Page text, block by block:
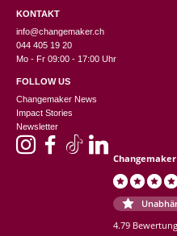
KONTAKT
info@changemaker.ch
044 405 19 20
Mo - Fr 09:00 - 17:00 Uhr
FOLLOW US
Changemaker News
Impact Stories
Newsletter
Changemaker
4.79 Bewertung